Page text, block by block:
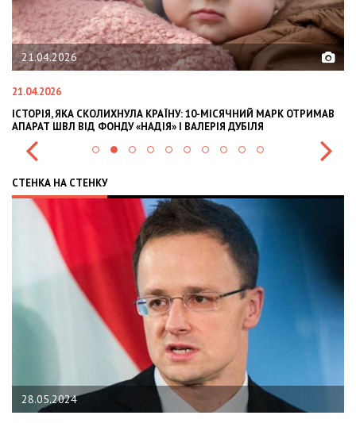
21.04.2026
21.04.2026
ІСТОРІЯ, ЯКА СКОЛИХНУЛА КРАЇНУ: 10-МІСЯЧНИЙ МАРК ОТРИМАВ
АПАРАТ ШВЛ ВІД ФОНДУ «НАДІЯ» І ВАЛЕРІЯ ДУБІЛЯ
СТЕНКА НА СТЕНКУ
28.05.2024